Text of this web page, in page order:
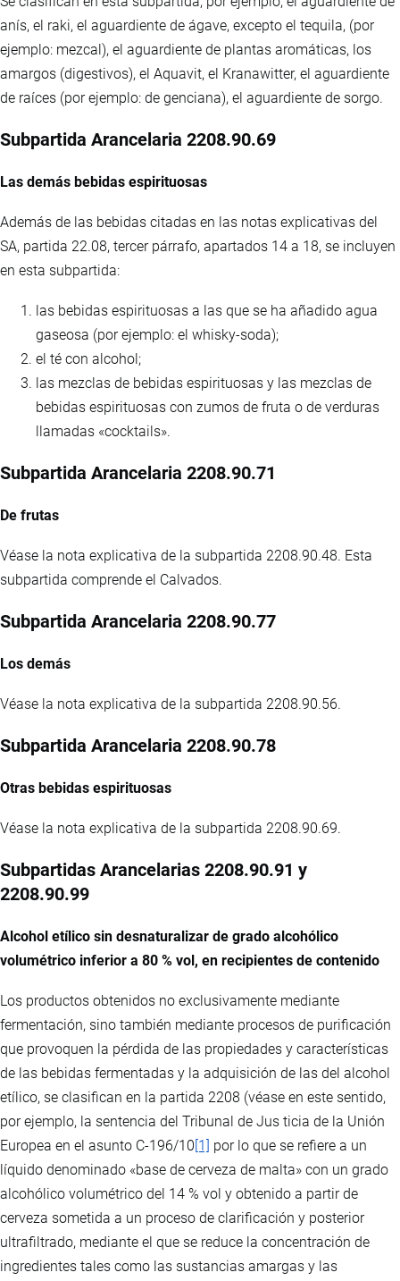
anís, el raki, el aguardiente de ágave, excepto el tequila, (por
ejemplo: mezcal), el aguardiente de plantas aromáticas, los
amargos (digestivos), el Aquavit, el Kranawitter, el aguardiente
de raíces (por ejemplo: de genciana), el aguardiente de sorgo.
Subpartida Arancelaria 2208.90.69
Las demás bebidas espirituosas
Además de las bebidas citadas en las notas explicativas del
SA, partida 22.08, tercer párrafo, apartados 14 a 18, se incluyen
en esta subpartida:
las bebidas espirituosas a las que se ha añadido agua
gaseosa (por ejemplo: el whisky-soda);
el té con alcohol;
las mezclas de bebidas espirituosas y las mezclas de
bebidas espirituosas con zumos de fruta o de verduras
llamadas «cocktails».
Subpartida Arancelaria 2208.90.71
De frutas
Véase la nota explicativa de la subpartida 2208.90.48. Esta
subpartida comprende el Calvados.
Subpartida Arancelaria 2208.90.77
Los demás
Véase la nota explicativa de la subpartida 2208.90.56.
Subpartida Arancelaria 2208.90.78
Otras bebidas espirituosas
Véase la nota explicativa de la subpartida 2208.90.69.
Subpartidas Arancelarias 2208.90.91 y
2208.90.99
Alcohol etílico sin desnaturalizar de grado alcohólico
volumétrico inferior a 80 % vol, en recipientes de contenido
Los productos obtenidos no exclusivamente mediante
fermentación, sino también mediante procesos de purificación
que provoquen la pérdida de las propiedades y características
de las bebidas fermentadas y la adquisición de las del alcohol
etílico, se clasifican en la partida 2208 (véase en este sentido,
por ejemplo, la sentencia del Tribunal de Jus ticia de la Unión
Europea en el asunto C-196/10 [1]
por lo que se refiere a un
líquido denominado «base de cerveza de malta» con un grado
alcohólico volumétrico del 14 % vol y obtenido a partir de
cerveza sometida a un proceso de clarificación y posterior
ultrafiltrado, mediante el que se reduce la concentración de
ingredientes tales como las sustancias amargas y las